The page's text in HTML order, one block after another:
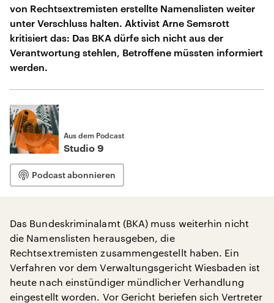
von Rechtsextremisten erstellte Namenslisten weiter
unter Verschluss halten. Aktivist Arne Semsrott
kritisiert das: Das BKA dürfe sich nicht aus der
Verantwortung stehlen, Betroffene müssten informiert
werden.
Aus dem Podcast
Studio 9
Podcast abonnieren
Das Bundeskriminalamt (BKA) muss weiterhin nicht
die Namenslisten herausgeben, die
Rechtsextremisten zusammengestellt haben. Ein
Verfahren vor dem Verwaltungsgericht Wiesbaden ist
heute nach einstündiger mündlicher Verhandlung
eingestellt worden. Vor Gericht beriefen sich Vertreter